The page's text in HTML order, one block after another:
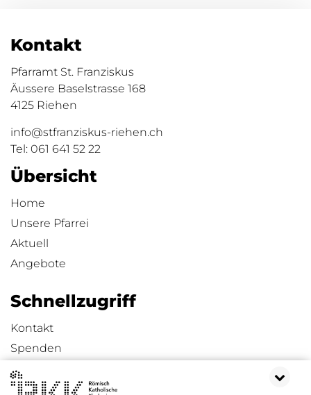
Kontakt
Pfarramt St. Franziskus
Äussere Baselstrasse 168
4125 Riehen
info@stfranziskus-riehen.ch
Tel: 061 641 52 22
Übersicht
Home
Unsere Pfarrei
Aktuell
Angebote
Schnellzugriff
Kontakt
Spenden
Impressum
Datenschutzerklärung